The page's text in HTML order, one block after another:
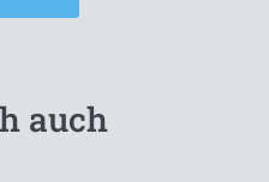
auch